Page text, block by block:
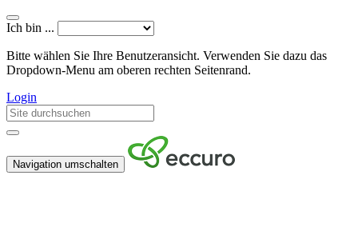
Ich bin ...
Bitte wählen Sie Ihre Benutzeransicht. Verwenden Sie dazu das
Dropdown-Menu am oberen rechten Seitenrand.
Login
Navigation umschalten